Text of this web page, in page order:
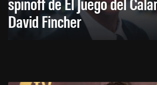
David Fincher